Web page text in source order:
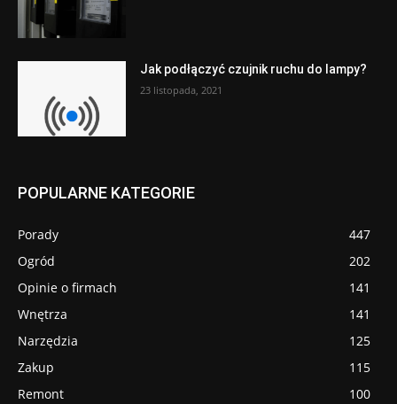
Jak podłączyć czujnik ruchu do lampy?
23 listopada, 2021
POPULARNE KATEGORIE
Porady
447
Ogród
202
Opinie o firmach
141
Wnętrza
141
Narzędzia
125
Zakup
115
Remont
100